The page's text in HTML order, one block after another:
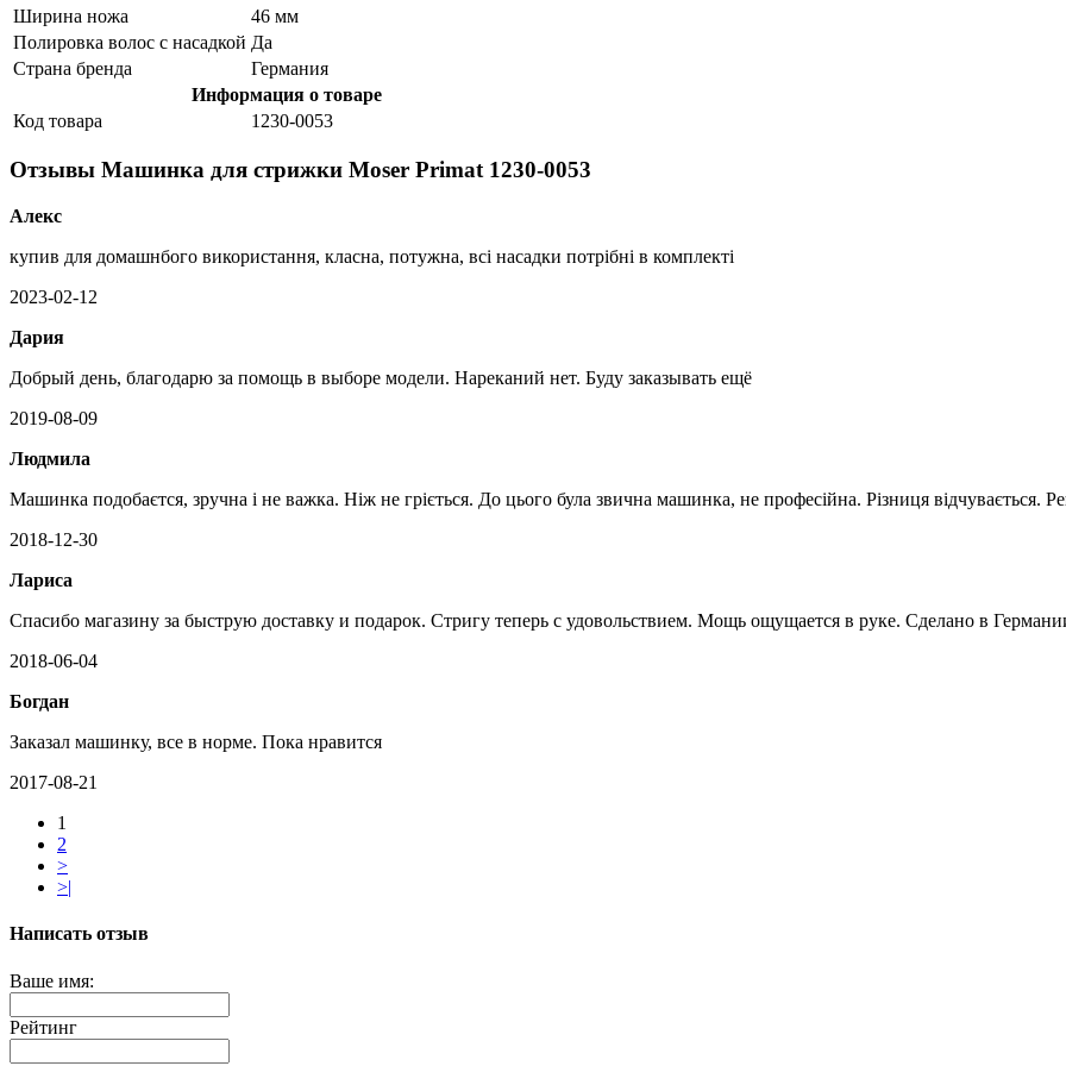
Ширина ножа
46 мм
Полировка волос с насадкой Да
Страна бренда
Германия
Информация о товаре
Код товара
1230-0053
Отзывы Машинка для стрижки Moser Primat 1230-0053
Алекс
купив для домашнбого використання, класна, потужна, всі насадки потрібні в комплекті
2023-02-12
Дария
Добрый день, благодарю за помощь в выборе модели. Нареканий нет. Буду заказывать ещё
2019-08-09
Людмила
Машинка подобаєтся, зручна і не важка. Ніж не гріється. До цього була звична машинка, не професійна. Різниця відчувається.
2018-12-30
Лариса
Спасибо магазину за быструю доставку и подарок. Стригу теперь с удовольствием. Мощь ощущается в руке. Сделано в
2018-06-04
Богдан
Заказал машинку, все в норме. Пока нравится
2017-08-21
1
2
>
>|
Написать отзыв
Ваше имя:
Рейтинг